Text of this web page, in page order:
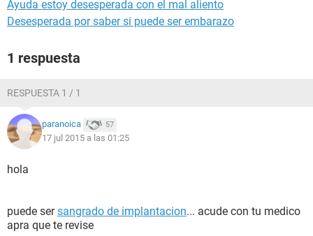
Ayuda estoy desesperada con el mal aliento
Desesperada por saber si puede ser embarazo
1 respuesta
RESPUESTA 1 / 1
paranoica 57
17 jul 2015 a las 01:25
hola
puede sersangrado de implantacion... acude con tu medico
apra que te revise